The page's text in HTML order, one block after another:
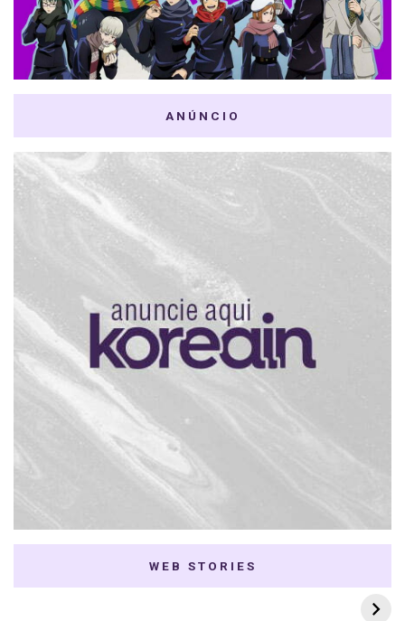
ANÚNCIO
WEB STORIES
7 K-dramas Enemies
to Lovers
Thai Dramas com
First e Khaotung